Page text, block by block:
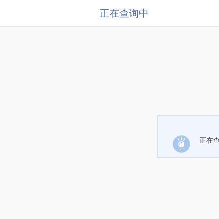
正在查询中
正在